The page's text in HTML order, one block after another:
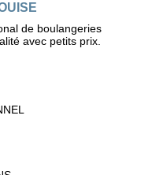
de boulangeries
avec petits prix.